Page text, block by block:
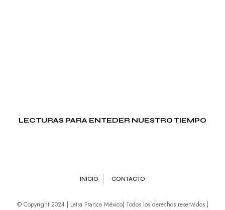
LECTURAS PARA ENTEDER NUESTRO TIEMPO
INICIO CONTACTO
© Copyright 2024 | Letra Franca México| Todos los derechos reservados |